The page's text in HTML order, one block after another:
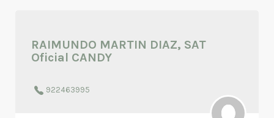
RAIMUNDO MARTIN DIAZ, SAT
Oficial CANDY
922463995